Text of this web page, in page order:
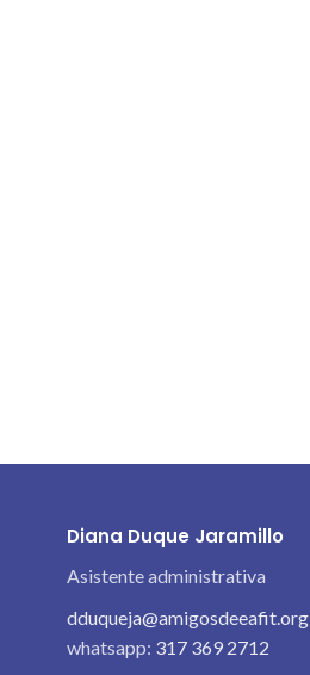
Diana Duque Jaramillo
Asistente administrativa
dduqueja@amigosdeeafit.org
whatsapp: 317 369 2712